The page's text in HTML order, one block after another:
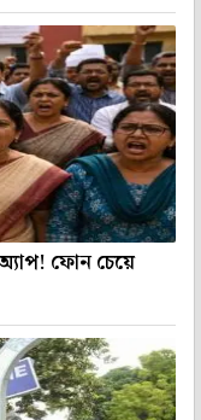
ফোন চেয়ে